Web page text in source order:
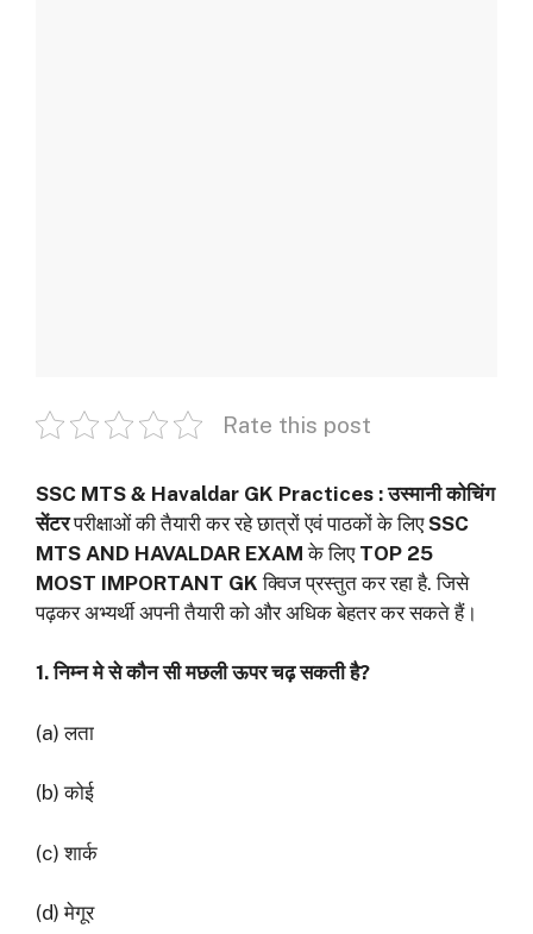
Rate this post
SSC MTS & Havaldar GK Practices : उस्मानी कोचिंग
सेंटरपरीक्षाओं की तैयारी कर रहे छात्रों एवं पाठकों के लिएSSC
MTS AND HAVALDAR EXAM के लिए TOP 25
MOST IMPORTANT GK क्विज प्रस्तुत कर रहा है. जिसे
पढ़कर अभ्‍यर्थी अपनी तैयारी को और अधिक बेहतर कर सकते हैं।
1. निम्न मे से कौन सी मछली ऊपर चढ़ सकती है?
(a) लता
(b) कोई
(c) शार्क
(d) मेगूर